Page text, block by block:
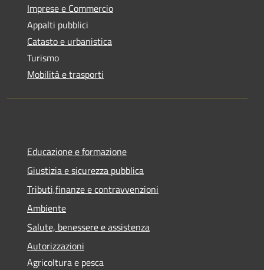
Imprese e Commercio
Appalti pubblici
Catasto e urbanistica
Turismo
Mobilità e trasporti
Educazione e formazione
Giustizia e sicurezza pubblica
Tributi,finanze e contravvenzioni
Ambiente
Salute, benessere e assistenza
Autorizzazioni
Agricoltura e pesca